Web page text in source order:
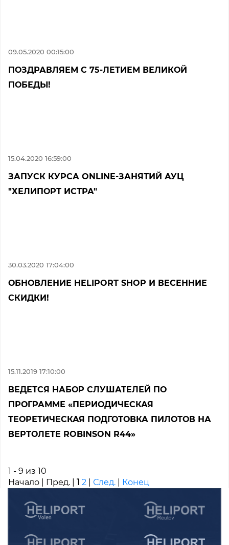
09.05.2020 00:15:00
ПОЗДРАВЛЯЕМ С 75-ЛЕТИЕМ ВЕЛИКОЙ
ПОБЕДЫ!
15.04.2020 16:59:00
ЗАПУСК КУРСА ONLINE-ЗАНЯТИЙ АУЦ
"ХЕЛИПОРТ ИСТРА"
30.03.2020 17:04:00
ОБНОВЛЕНИЕ HELIPORT SHOP И ВЕСЕННИЕ
СКИДКИ!
15.11.2019 17:10:00
ВЕДЕТСЯ НАБОР СЛУШАТЕЛЕЙ ПО
ПРОГРАММЕ «ПЕРИОДИЧЕСКАЯ
ТЕОРЕТИЧЕСКАЯ ПОДГОТОВКА ПИЛОТОВ НА
ВЕРТОЛЕТЕ ROBINSON R44»
1 - 9 из 10
Начало | Пред. | 1 2 След. Конец